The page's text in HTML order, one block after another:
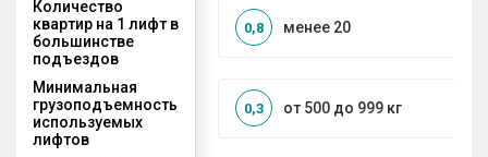
Количество
квартир на 1 лифт в
большинстве
подъездов
менее 20
0,8
Минимальная
грузоподъемность
используемых
лифтов
от 500 до 999 кг
0,3